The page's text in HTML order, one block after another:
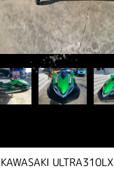
KAWASAKI ULTRA310LX